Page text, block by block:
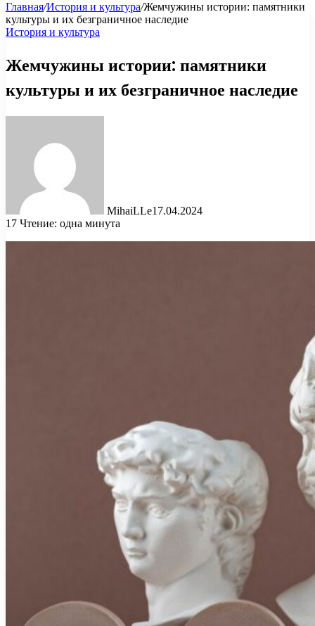
Главная/История и культура/Жемчужины истории: памятники
культуры и их безграничное наследие
История и культура
Жемчужины истории: памятники
культуры и их безграничное наследие
MihaiLLe17.04.2024
17 Чтение: одна минута